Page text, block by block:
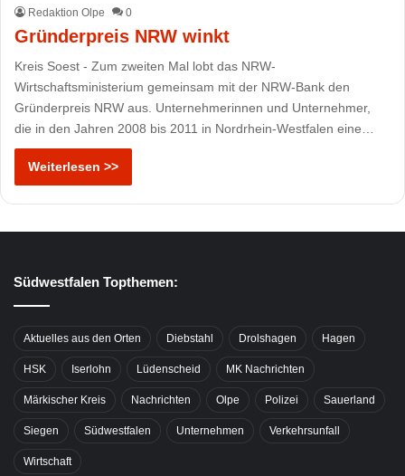
Redaktion Olpe 0
Gründerpreis NRW winkt
Kreis Soest - Zum zweiten Mal lobt das NRW-
Wirtschaftsministerium gemeinsam mit der NRW-Bank den
Gründerpreis NRW aus. Unternehmerinnen und Unternehmer,
die in den Jahren 2008 bis 2011 in Nordrhein-Westfalen eine…
Weiterlesen >>
Südwestfalen Topthemen:
Aktuelles aus den Orten Diebstahl Drolshagen Hagen
HSK Iserlohn Lüdenscheid MK Nachrichten
Märkischer Kreis Nachrichten Olpe Polizei Sauerland
Siegen Südwestfalen Unternehmen Verkehrsunfall
Wirtschaft